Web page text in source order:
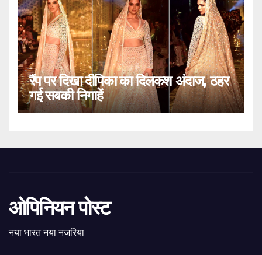
रैंप पर दिखा दीपिका का दिलकश अंदाज, ठहर
गई सबकी निगाहें
ओपिनियन पोस्ट
नया भारत नया नजरिया